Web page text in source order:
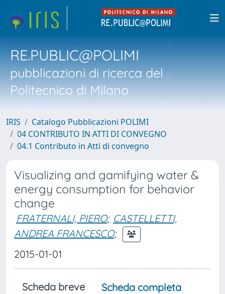
RE.PUBLIC@POLIMI
pubblicazioni di ricerca del
Politecnico di Milano
IRIS
Catalogo Pubblicazioni POLIMI
04 CONTRIBUTO IN ATTI DI CONVEGNO
04.1 Contributo in Atti di convegno
Visualizing and gamifying water &
energy consumption for behavior
change
FRATERNALI, PIERO; CASTELLETTI,
ANDREA FRANCESCO;
2015-01-01
Scheda breve
Scheda completa